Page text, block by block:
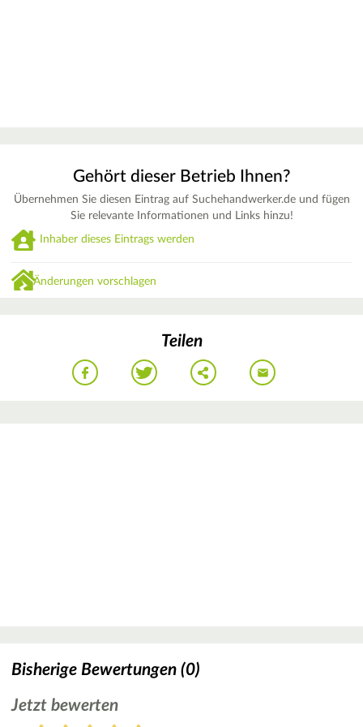
Gehört dieser Betrieb Ihnen?
Übernehmen Sie diesen Eintrag auf Suchehandwerker.de und fügen
Sie relevante Informationen und Links hinzu!
Inhaber dieses Eintrags werden
Änderungen vorschlagen
Teilen
Bisherige Bewertungen (0)
Jetzt bewerten